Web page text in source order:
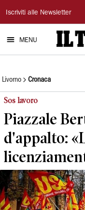
Il
Tirreno
Iscriviti alle Newsletter
MENU
Livorno Cronaca
Sos lavoro
Piazzale
d'appalto: